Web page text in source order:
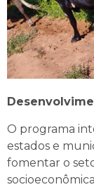
O programa
estados e
fomentar o